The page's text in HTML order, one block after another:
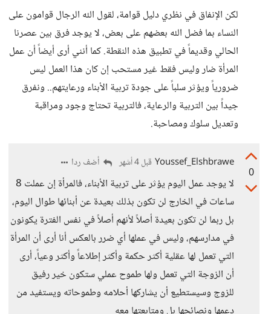
لكن الإنفاق في نظري دليل قوامة، لقول الله الرجال قوامون على
النساء بما فضل الله بعضهم على بعض، لا يوجد فرق بين عصرنا
الحالي وقديماً في تطبيق هذه النقطة. كما أنني أرى أيضاً أن عمل
المرأة ضار وليس فقط غير مستحب إن كان هذا العمل ليس
ضرورياً ويؤثر سلباً على جودة تربية الأبناء ورعايتهم.. ونفرق
جيداً بين التربية والرعاية، فالتربية تحتاج وجود ومراقبة
وتعديل سلوك ومصاحبة.
0
Youssef_Elshbrawe قبل 4 أشهر أضف ردا
لا يوجد عمل اليوم يؤثر على تربية الأبناء، فالمرأة إن عملت 8
ساعات في الخارج لن تكون بذلك بعيدة عن أبنائها طوال اليوم،
بل ربما لن تكون بعيدة أصلاً لأنهم أصلاً في نفس الفترة يكونون
في مدارسهم، وليس في عملها أي ضرر بالعكس أنا أرى أن المرأة
التي تعمل لها عقلية أكثر حكمة وأكثر إطلاعاً وأكثر وعياً، أرى
أن الزوجة التي تعمل ولها طموح عملي ستكون خير رفيق
للزوج وسيستطيع أن يشاركها أحلامه وطموحاته ويستفيد من